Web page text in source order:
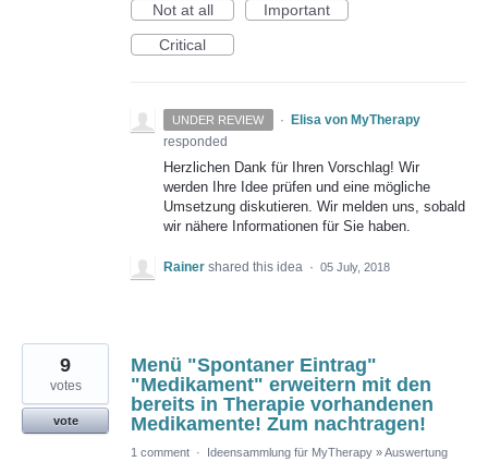
Not at all
Important
Critical
UNDER REVIEW ·
Elisa von MyTherapy
responded
Herzlichen Dank für Ihren Vorschlag! Wir
werden Ihre Idee prüfen und eine mögliche
Umsetzung diskutieren. Wir melden uns, sobald
wir nähere Informationen für Sie haben.
Rainer shared this idea · 05 July, 2018
Menü "Spontaner Eintrag"
"Medikament" erweitern mit den
bereits in Therapie vorhandenen
Medikamente! Zum nachtragen!
9
votes
vote
1 comment · Ideensammlung für MyTherapy »Auswertung